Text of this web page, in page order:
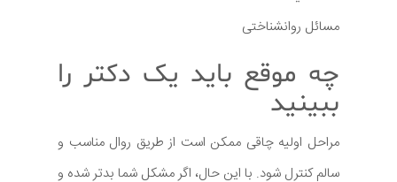
مسائل روانشناختی
چه موقع باید یک دکتر را
ببینید
مراحل اولیه چاقی ممکن است از طریق روال مناسب و
سالم کنترل شود. با این حال، اگر مشکل شما بدتر شده و